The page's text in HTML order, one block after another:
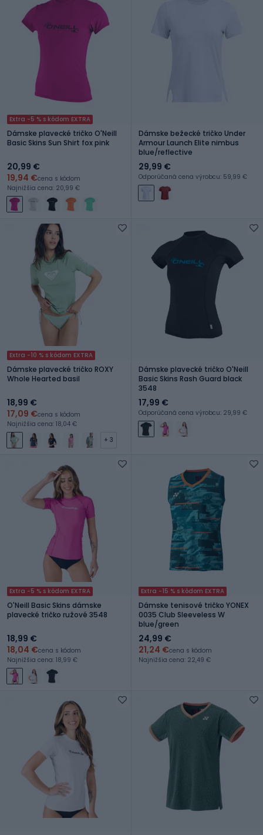
Extra -5 % s kódom EXTRA
Dámske plavecké tričko O'Neill
Basic Skins Sun Shirt fox pink
20,99 €
19,94 €cena s kódom
Najnižšia cena: 20,99 €
Dámske bežecké tričko Under
Armour Launch Elite nimbus
blue/reflective
29,99 €
Odporúčaná cena výrobcu: 59,99 €
Extra -10 % s kódom EXTRA
Dámske plavecké tričko ROXY
Whole Hearted basil
18,99 €
17,09 €cena s kódom
Najnižšia cena: 18,04 €
+ 3
Dámske plavecké tričko O'Neill
Basic Skins Rash Guard black
3548
17,99 €
Odporúčaná cena výrobcu: 29,99 €
Extra -5 % s kódom EXTRA
O'Neill Basic Skins dámske
plavecké tričko ružové 3548
18,99 €
18,04 €cena s kódom
Najnižšia cena: 18,99 €
Extra -15 % s kódom EXTRA
Dámske tenisové tričko YONEX
0035 Club Sleeveless W
blue/green
24,99 €
21,24 €cena s kódom
Najnižšia cena: 22,49 €